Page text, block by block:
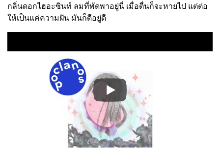
กลิ่นดอกไฮอะซินท์ ลมที่พัดพาอยู่นี่ เมื่อตื่นก็จะหายไป แต่ต่อ
ให้เป็นแค่ความฝัน มันก็ดีอยู่ดี